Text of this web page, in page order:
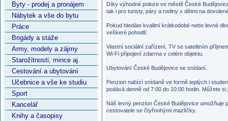
Byty - prodej a pronájem
Nábytek a vše do bytu
Práce
Brigády a stáže
Army, modely a zájmy
Starožitnosti, mince aj.
Cestování a ubytování
Učebnice a vše ke studiu
Sport
Kancelář
Knihy a časopisy
Díky výhodné poloze ve městě České
tak i pro turisty, páry a rodiny s dětmi na
Pokud hledáte kvalitní krátkodobé nebo levné
veškeré pohodlí:
Vlastní sociální zařízení, TV se satelitním
Wi-Fi připojení zdarma v celém objektu.
Ubytování České Budějovice se snídaní.
Penzion nabízí snídaně ve formě teplých i
podává denně od 7:00 do 10:00 hodin. Můžete
Náš levný penzion České Budějovice
cestovatele se čtyřnohými mazlíčky.